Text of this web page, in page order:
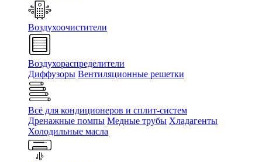
Воздухоочистители
Воздухораспределители
Диффузоры Вентиляционные решетки
Всё для кондиционеров и сплит-систем
Дренажные помпы Медные трубы Хладагенты
Холодильные масла